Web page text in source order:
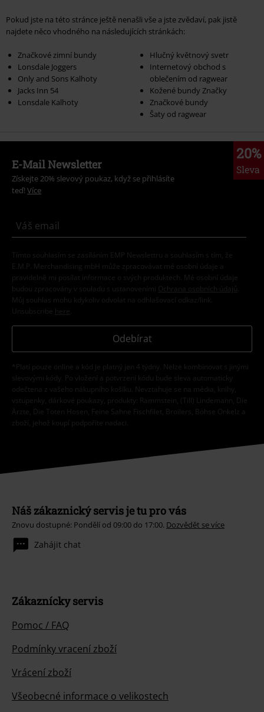
Pokud jste na této stránce ještě nenašli vše a jste zvědaví, pak jistě
najdete něco vhodného na následujících stránkách:
Značkové zimní bundy
Lonsdale Joggers
Only and Sons Kalhoty
Jacks Inn 54
Lonsdale Kalhoty
Hlučný květnový svetr
Internetový obchod s
oblečením od ragwear
Kožené bundy Značky
Značkové bundy
Šaty od ragwear
20%
Sleva
E-Mail Newsletter
Získejte 20% slevový poukaz, když se přihlásíte
teď! Více
Tímto souhlasím se zasíláním EMP Newslettru a souhlasím s tím, že
E.M.P. Merchandising mbH může zpracovávat mé osobní údaje a
pravidelně mi posílat informace o svých produktech. Mé osobní údaje
budou zpracovány v souladu s ustanoveními
Ochrana osobních údajů
Můj souhlas mohu kdykoliv odvolat na odhlašovací odkaz/link.
Unsubscribe here
Odebírat
*Platí pouze online a kód je platný jen 4 týdny. Nelze kombinovat s jinými
slevovými kódy. Po vložení a potvrzení kódu bude sleva automaticky
odečtena z vašeho nákupního košíku. Nevztahuje se na média, knihy,
vstupenky, dárkové poukazy, produkty: Rammstein, (Till) Lindemann, Die
Ärzte, Die Toten Hosen, Feine Sahne Fischfilet, Broilers, Böhse Onkelz a
zboží, jehož koupí podpoříte nadaci.
Náš zákaznický servis je tu pro vás
Znovu dostupné: Pondělí od 09:00 do 17:00. Dozvědět se více
Zahájit chat
Zákaznícky servis
Pomoc / FAQ
Podmínky vracení zboží
Vrácení zboží
Všeobecné informace o velikostech